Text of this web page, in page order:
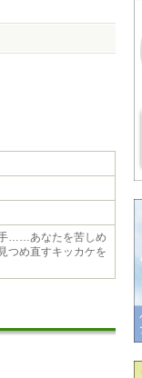
……あなたを苦しめ
つめ直すキッカケを